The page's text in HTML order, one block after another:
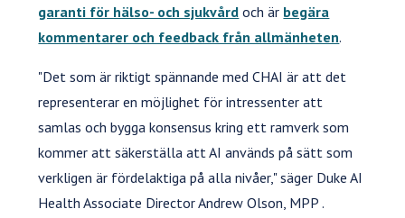
garanti för hälso- och sjukvård och är begära
kommentarer och feedback från allmänheten.
"Det som är riktigt spännande med CHAI är att det
representerar en möjlighet för intressenter att
samlas och bygga konsensus kring ett ramverk som
kommer att säkerställa att AI används på sätt som
verkligen är fördelaktiga på alla nivåer," säger Duke AI
Health Associate Director Andrew Olson, MPP .